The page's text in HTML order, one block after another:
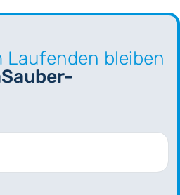
Laufenden bleiben